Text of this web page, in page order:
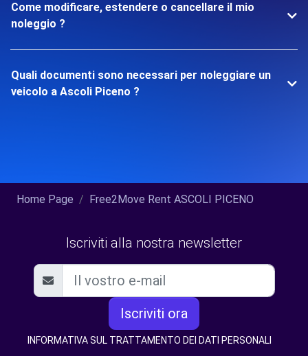
Come modificare, estendere o cancellare il mio
noleggio ?
Quali documenti sono necessari per noleggiare un
veicolo a Ascoli Piceno ?
Home Page Free2Move Rent ASCOLI PICENO
Iscriviti alla nostra newsletter
Iscriviti ora
INFORMATIVA SUL TRATTAMENTO DEI DATI PERSONALI